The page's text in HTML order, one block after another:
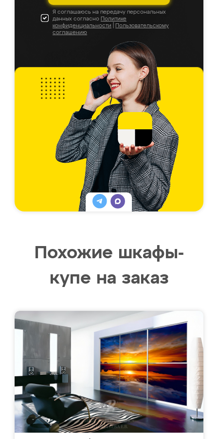
Я соглашаюсь на передачу персональных
данных согласно Политике
конфиденциальности
Пользовательскому
соглашению
Похожие шкафы-
купе на заказ